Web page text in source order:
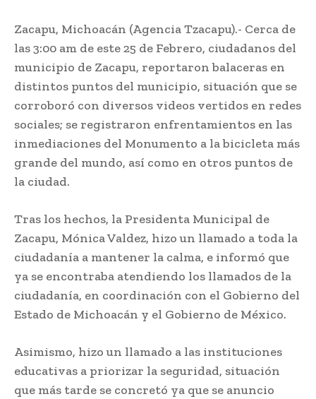
Zacapu, Michoacán (Agencia Tzacapu).- Cerca de
las 3:00 am de este 25 de Febrero, ciudadanos del
municipio de Zacapu, reportaron balaceras en
distintos puntos del municipio, situación que se
corroboró con diversos videos vertidos en redes
sociales; se registraron enfrentamientos en las
inmediaciones del Monumento a la bicicleta más
grande del mundo, así como en otros puntos de
la ciudad.
Tras los hechos, la Presidenta Municipal de
Zacapu, Mónica Valdez, hizo un llamado a toda la
ciudadanía a mantener la calma, e informó que
ya se encontraba atendiendo los llamados de la
ciudadanía, en coordinación con el Gobierno del
Estado de Michoacán y el Gobierno de México.
Asimismo, hizo un llamado a las instituciones
educativas a priorizar la seguridad, situación
que más tarde se concretó ya que se anuncio